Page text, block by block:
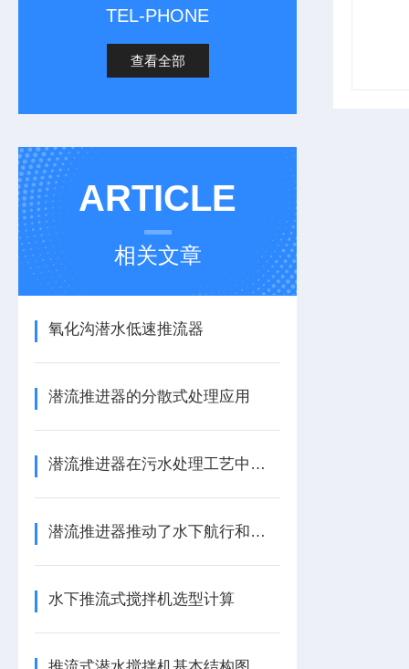
TEL-PHONE
查看全部
ARTICLE
相关文章
氧化沟潜水低速推流器
潜流推进器的分散式处理应用
潜流推进器在污水处理工艺中的关键作用
潜流推进器推动了水下航行和作业的发展
水下推流式搅拌机选型计算